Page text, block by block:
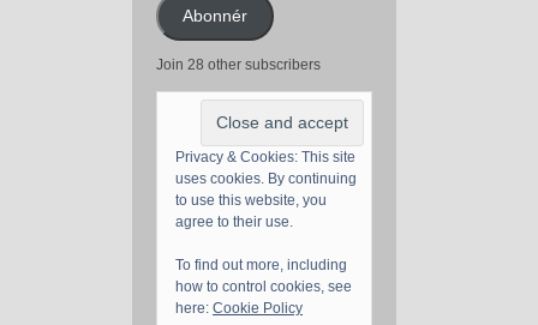
adresseAbonnér
Join 28 other subscribers
Privacy & Cookies: This site
uses cookies. By continuing
to use this website, you
agree to their use.
To find out more, including
how to control cookies, see
here: Cookie Policy